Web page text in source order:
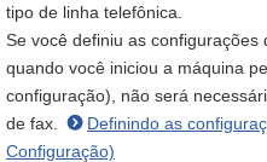
tipo de linha telefônica.
Se você definiu as configurações
quando você iniciou a máquina
configuração), não será
de fax.
Definindo as
Configuração)